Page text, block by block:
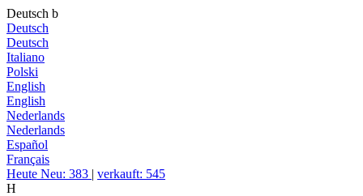
Deutsch b
Deutsch
Deutsch
Italiano
Polski
English
English
Nederlands
Nederlands
Español
Français
Heute Neu: 383 | verkauft: 545
H